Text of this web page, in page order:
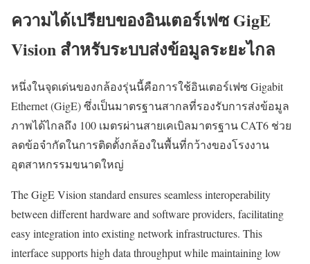
ความได้เปรียบของอินเตอร์เฟซ GigE
Vision สำหรับระบบส่งข้อมูลระยะไกล
หนึ่งในจุดเด่นของกล้องรุ่นนี้คือการใช้อินเตอร์เฟซ Gigabit
Ethernet (GigE) ซึ่งเป็นมาตรฐานสากลที่รองรับการส่งข้อมูล
ภาพได้ไกลถึง 100 เมตรผ่านสายเคเบิลมาตรฐาน CAT6 ช่วย
ลดข้อจำกัดในการติดตั้งกล้องในพื้นที่กว้างของโรงงาน
อุตสาหกรรมขนาดใหญ่
The GigE Vision standard ensures seamless interoperability
between different hardware and software providers, facilitating
easy integration into existing network infrastructures. This
interface supports high data throughput while maintaining low